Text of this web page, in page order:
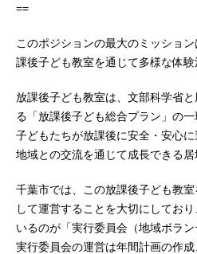
==
このポジションの最大のミッショ
課後子ども教室を通じて多様な体験
放課後子ども教室は、文部科学省
る「放課後子ども総合プラン」の一
子どもたちが放課後に安全・安心に
地域との交流を通じて成長できる居
千葉市では、この放課後子ども教
して運営することを大切にしてお
いるのが「実行委員会（地域ボラン
実行委員会の運営は年間計画の作